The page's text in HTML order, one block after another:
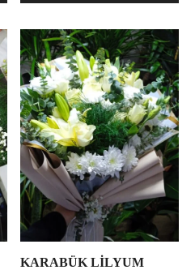
KARABÜK LİLYUM